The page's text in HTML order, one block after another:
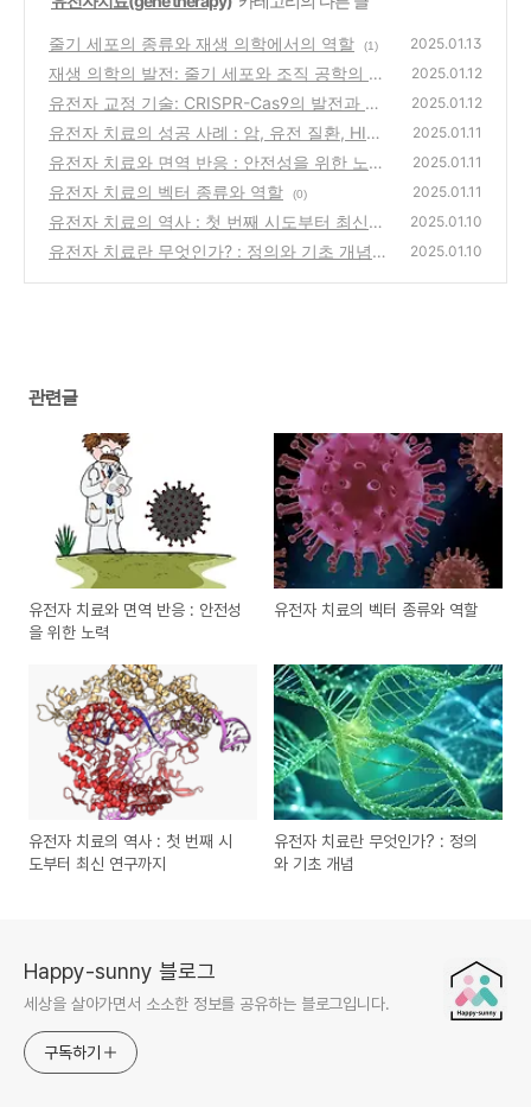
줄기 세포의 종류와 재생 의학에서의 역할 (1) 2025.01.13
재생 의학의 발전: 줄기 세포와 조직 공학의 결
합
(0)
2025.01.12
유전자 교정 기술: CRISPR-Cas9의 발전과 미
래 가능성
(1)
2025.01.12
유전자 치료의 성공 사례 : 암, 유전 질환, HIV
치료
(2)
2025.01.11
유전자 치료와 면역 반응 : 안전성을 위한 노력
(0)
2025.01.11
유전자 치료의 벡터 종류와 역할 (0) 2025.01.11
유전자 치료의 역사 : 첫 번째 시도부터 최신
연구까지
(0)
2025.01.10
유전자 치료란 무엇인가? : 정의와 기초 개념 2025.01.10
관련글
유전자 치료와 면역 반응 : 안전성
을 위한 노력
유전자 치료의 벡터 종류와 역할
유전자 치료의 역사 : 첫 번째 시
도부터 최신 연구까지
유전자 치료란 무엇인가? : 정의
와 기초 개념
Happy-sunny 블로그
세상을 살아가면서 소소한 정보를 공유하는 블로그입니다.
구독하기